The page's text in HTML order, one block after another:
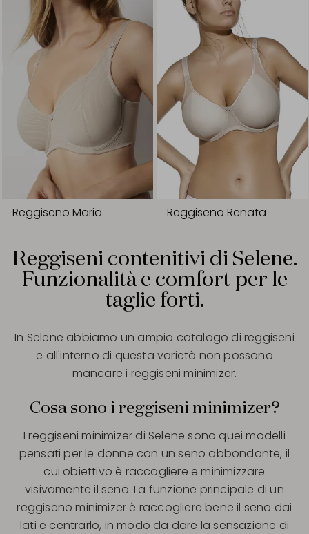
Reggiseno Maria Reggiseno Renata
Reggiseni contenitivi di Selene.
Funzionalità e comfort per le
taglie forti.
In Selene abbiamo un ampio catalogo di reggiseni
e all'interno di questa varietà non possono
mancare i reggiseni minimizer.
Cosa sono i reggiseni minimizer?
I reggiseni minimizer di Selene sono quei modelli
pensati per le donne con un seno abbondante, il
cui obiettivo è raccogliere e minimizzare
visivamente il seno. La funzione principale di un
reggiseno minimizer è raccogliere bene il seno dai
lati e centrarlo, in modo da dare la sensazione di